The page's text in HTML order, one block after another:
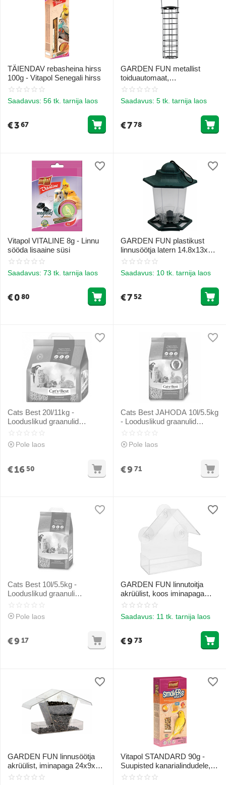
TÄIENDAV rebasheina hirss
100g - Vitapol Senegali hirss
Saadavus: 56 tk. tarnija laos
€367
GARDEN FUN metallist
toiduautomaat,
rasvapommihoidja 9x9x26
Saadavus: 5 tk. tarnija laos
€778
Vitapol VITALINE 8g - Linnu
sööda lisaaine süsi
Saadavus: 73 tk. tarnija laos
€080
GARDEN FUN plastikust
linnusöötja latern 14.8x13x17
cm
Saadavus: 10 tk. tarnija laos
€752
Cats Best 20l/11kg -
Looduslikud graanulid
Pole laos
€1650
Cats Best JAHODA 10l/5.5kg
- Looduslikud graanulid
Pole laos
€971
Cats Best 10l/5.5kg -
Looduslikud graanuli
Pole laos
€917
GARDEN FUN linnutoitja
akrüülist, koos iminapaga
14,8x6.7x15.5 cm
Saadavus: 11 tk. tarnija laos
€973
GARDEN FUN linnusöötja
akrüülist, iminapaga 24x9x15
cm
Vitapol STANDARD 90g -
Suupisted kanarialindudele,
täiendav toit suupistetele 3in1